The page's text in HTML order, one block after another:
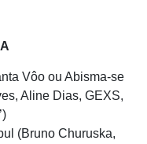
Vôo ou Abisma-se
Aline Dias, GEXS,
(Bruno Churuska,